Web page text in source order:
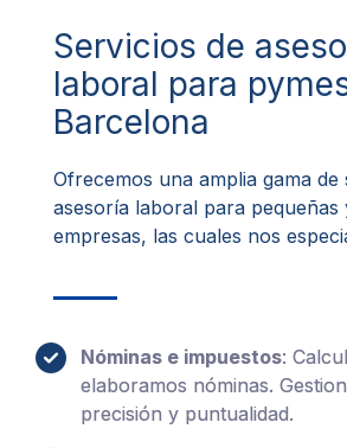
Servicios de
laboral para
Barcelona
Ofrecemos una amplia gama de
asesoría laboral para pequeñas
empresas, las cuales nos
Nóminas e impuestos:
elaboramos nóminas.
precisión y puntualidad.